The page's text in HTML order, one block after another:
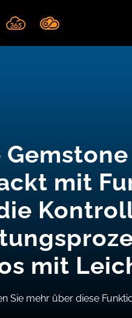
mit
mit
Sie mehr über diese